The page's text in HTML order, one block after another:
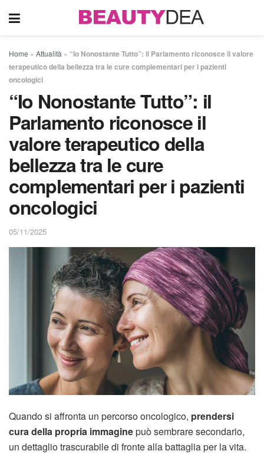
Home » Attualità » “Io Nonostante Tutto”: il Parlamento riconosce il valore
terapeutico della bellezza tra le cure complementari per i pazienti
oncologici
“Io Nonostante Tutto”: il
Parlamento riconosce il
valore terapeutico della
bellezza tra le cure
complementari per i pazienti
oncologici
05/11/2025
Quando si affronta un percorso oncologico, prendersi
cura della propria immaginepuò sembrare secondario,
un dettaglio trascurabile di fronte alla battaglia per la vita.